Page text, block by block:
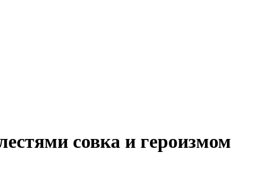
совка и героизмом